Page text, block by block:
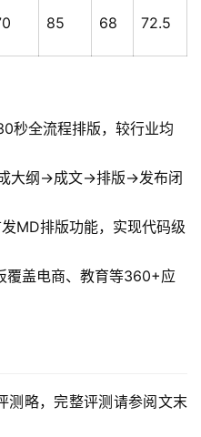
85 68 72.5
秒全流程排版，较行业均
大纲→成文→排版→发布闭
MD排版功能，实现代码级
覆盖电商、教育等360+应
测略，完整评测请参阅文末